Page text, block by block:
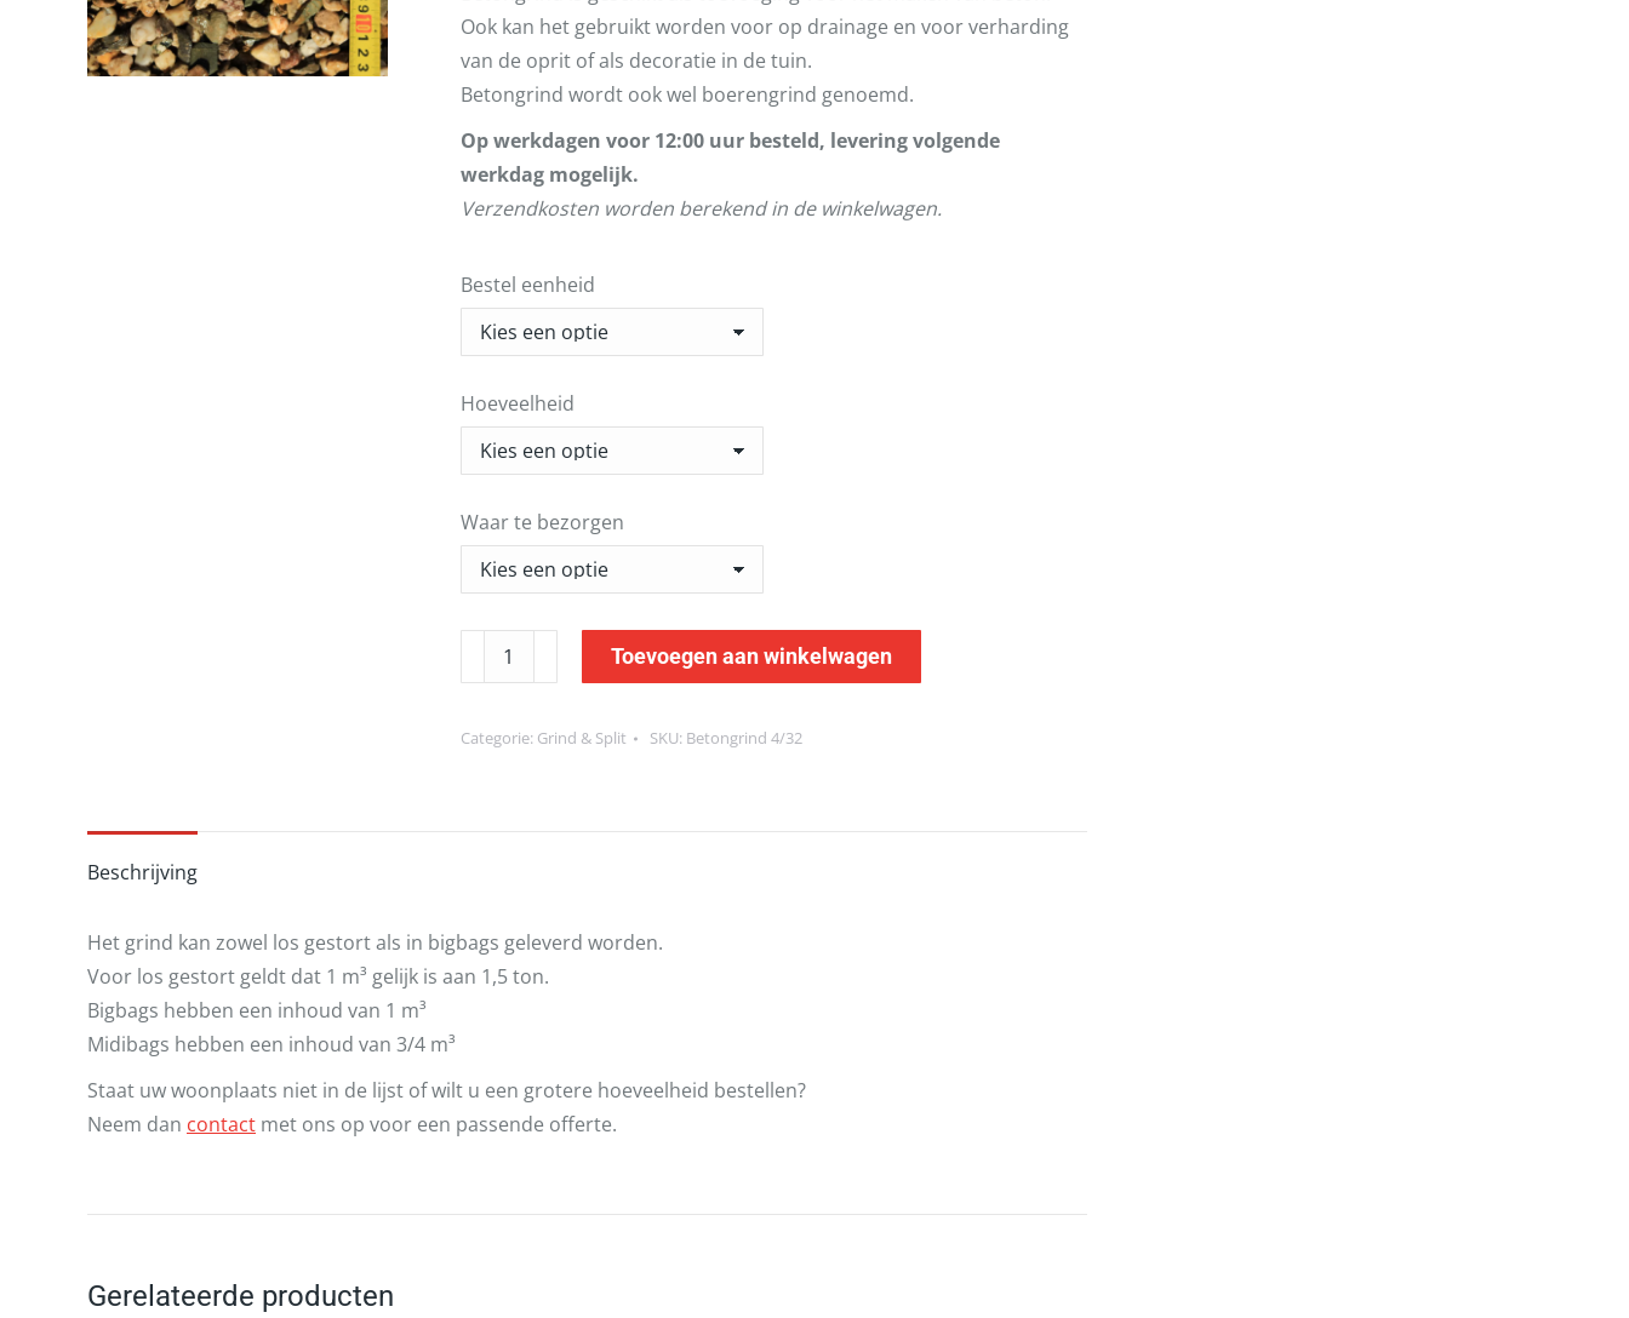
Ook kan het gebruikt worden voor op drainage en voor verharding
van de oprit of als decoratie in de tuin.
Betongrind wordt ook wel boerengrind genoemd.
Op werkdagen voor 12:00 uur besteld, levering volgende
werkdag mogelijk.
Verzendkosten worden berekend in de winkelwagen.
Bestel eenheid
Hoeveelheid
Waar te bezorgen
Betongrind
4/32
Toevoegen aan winkelwagen
Categorie: Grind & Split SKU: Betongrind 4/32
Beschrijving
Het grind kan zowel los gestort als in bigbags geleverd worden.
Voor los gestort geldt dat 1 m³ gelijk is aan 1,5 ton.
Bigbags hebben een inhoud van 1 m³
Midibags hebben een inhoud van 3/4 m³
Staat uw woonplaats niet in de lijst of wilt u een grotere hoeveelheid bestellen?
Neem dan contact met ons op voor een passende offerte.
Gerelateerde producten